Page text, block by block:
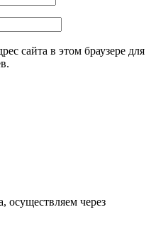
сайта в этом браузере для
осуществляем через